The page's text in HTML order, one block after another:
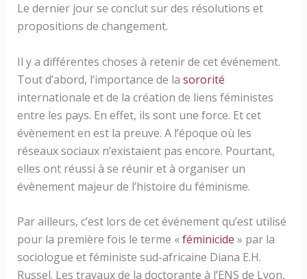
Le dernier jour se conclut sur des résolutions et
propositions de changement.
Il y a différentes choses à retenir de cet événement.
Tout d’abord, l’importance de la sororité
internationale et de la création de liens féministes
entre les pays. En effet, ils sont une force. Et cet
évènement en est la preuve. A l’époque où les
réseaux sociaux n’existaient pas encore. Pourtant,
elles ont réussi à se réunir et à organiser un
évènement majeur de l’histoire du féminisme.
Par ailleurs, c’est lors de cet événement qu’est utilisé
pour la première fois le terme «féminicide » par la
sociologue et féministe sud-africaine Diana E.H.
Russel. Les travaux de la doctorante à l’ENS de Lyon,